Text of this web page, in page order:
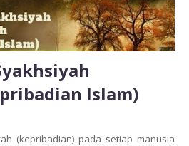
Islam)
(kepribadian) pada setiap manusia